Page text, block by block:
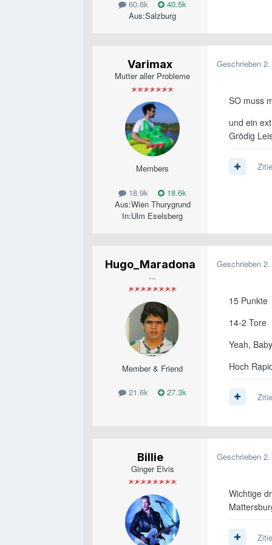
60.6k
40.5k
Aus:Salzburg
Varimax
Mutter aller Probleme
Members
18.9k
18.6k
Aus:Wien Thurygrund
In:Ulm Eselsberg
Geschrieben 2.
SO muss
und ein
Grödig
Hugo_Maradona
...
Member & Friend
21.6k 27.3k
Geschrieben 2.
15 Punkte
14-2 Tore
Yeah,
Hoch
Billie
Ginger Elvis
Geschrieben 2.
Wichtige